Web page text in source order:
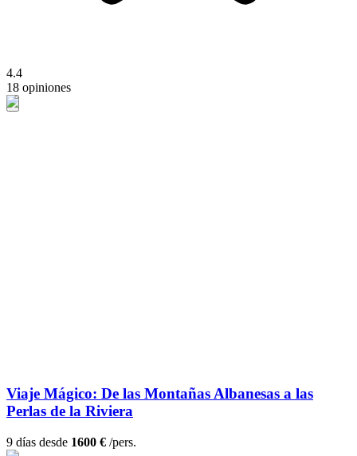
4.4
18 opiniones
Viaje Mágico: De las Montañas Albanesas a las
Perlas de la Riviera
9 días desde 1600 € /pers.